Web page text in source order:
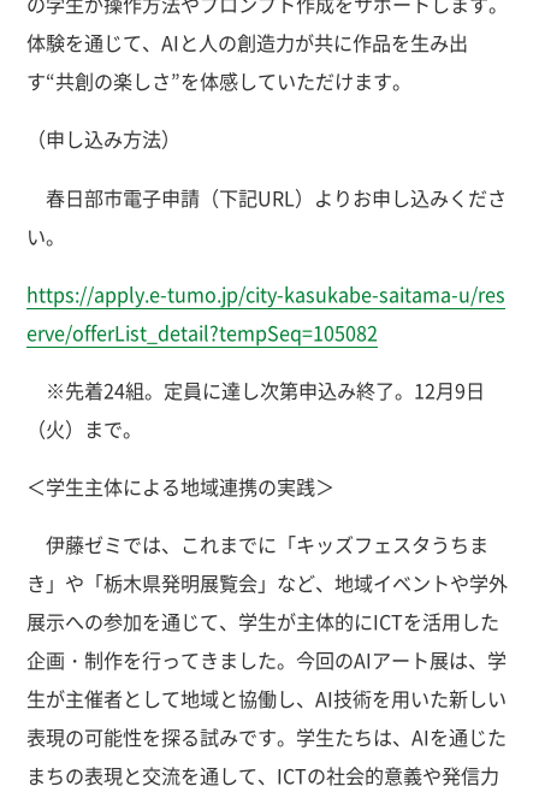
体験を通じて、AIと人の創造力が共に作品を生み出
す“共創の楽しさ”を体感していただけます。
（申し込み方法）
春日部市電子申請（下記URL）よりお申し込みくださ
い。
https://apply.e-tumo.jp/city-kasukabe-saitama-u/res
erve/offerList_detail?tempSeq=105082
※先着24組。定員に達し次第申込み終了。12月9日
（火）まで。
＜学生主体による地域連携の実践＞
伊藤ゼミでは、これまでに「キッズフェスタうちま
き」や「栃木県発明展覧会」など、地域イベントや学外
展示への参加を通じて、学生が主体的にICTを活用した
企画・制作を行ってきました。今回のAIアート展は、学
生が主催者として地域と協働し、AI技術を用いた新しい
表現の可能性を探る試みです。学生たちは、AIを通じた
まちの表現と交流を通して、ICTの社会的意義や発信力